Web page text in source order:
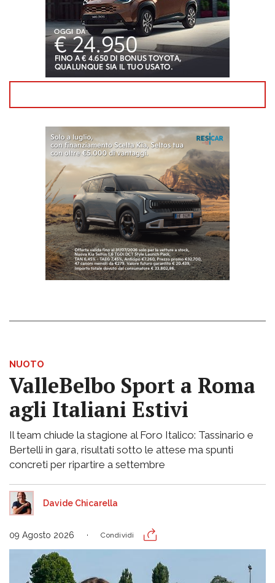
NUOTO
ValleBelbo Sport a Roma
agli Italiani Estivi
Il team chiude la stagione al Foro Italico: Tassinario e
Bertelli in gara, risultati sotto le attese ma spunti
concreti per ripartire a settembre
Davide Chicarella
09 Agosto 2026 Condividi